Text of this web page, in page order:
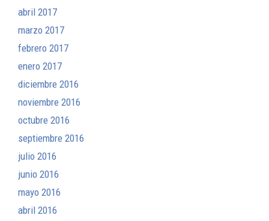
abril 2017
marzo 2017
febrero 2017
enero 2017
diciembre 2016
noviembre 2016
octubre 2016
septiembre 2016
julio 2016
junio 2016
mayo 2016
abril 2016